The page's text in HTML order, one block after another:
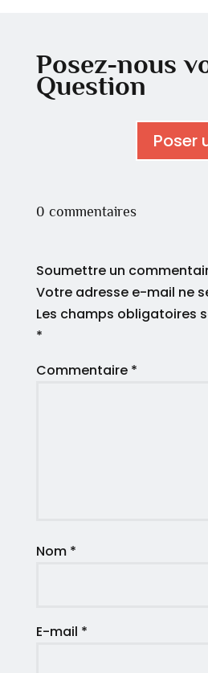
Posez-nous
Question
Poser
0 commentaires
Soumettre un
Votre adresse e-mail ne
Les champs obligatoires
*
Commentaire *
Nom *
E-mail *